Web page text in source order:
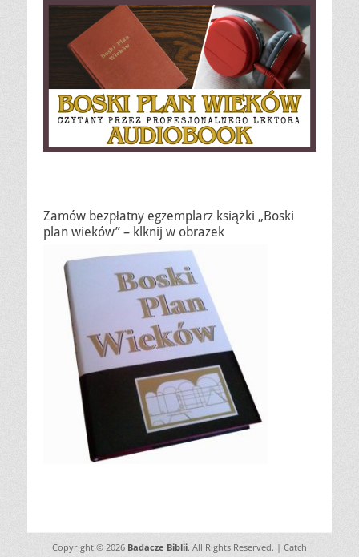
Zamów bezpłatny egzemplarz książki „Boski
plan wieków” – klknij w obrazek
Copyright © 2026 Badacze Biblii. All Rights Reserved. | Catch